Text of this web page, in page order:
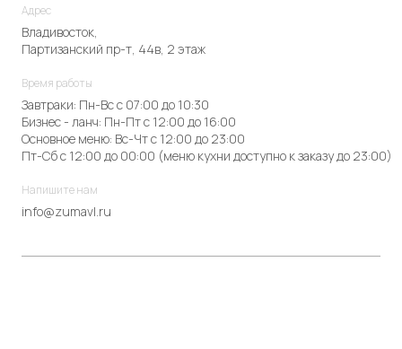
Адрес
Владивосток,
Партизанский пр-т, 44в, 2 этаж
Время работы
Завтраки: Пн-Вс с 07:00 до 10:30
Бизнес - ланч: Пн-Пт с 12:00 до 16:00
Основное меню: Вс-Чт с 12:00 до 23:00
Пт-Сб с 12:00 до 00:00 (меню кухни доступно к заказу до 23:00)
Напишите нам
info@zumavl.ru